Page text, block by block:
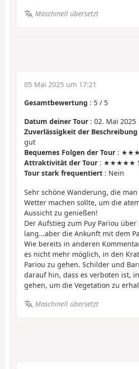
Maschinell übersetzt
05 Mai 2025 um 17:21
Gesamtbewertung : 5 / 5
Datum deiner Tour : 02. Mai 2025
Zuverlässigkeit der Beschreibung
gut
Bequemes Folgen der Tour :
Attraktivität der Tour : ★★★★★
Tour stark frequentiert : Nein
Sehr schöne Wanderung, die
Wetter machen sollte, um die
Aussicht zu genießen!
Der Aufstieg zum Puy Pariou
lang...aber die Ankunft mit dem
Wie bereits in anderen
es nicht mehr möglich, in den
Pariou zu gehen. Schilder und
darauf hin, dass es verboten ist,
gehen, um die Vegetation zu
Maschinell übersetzt